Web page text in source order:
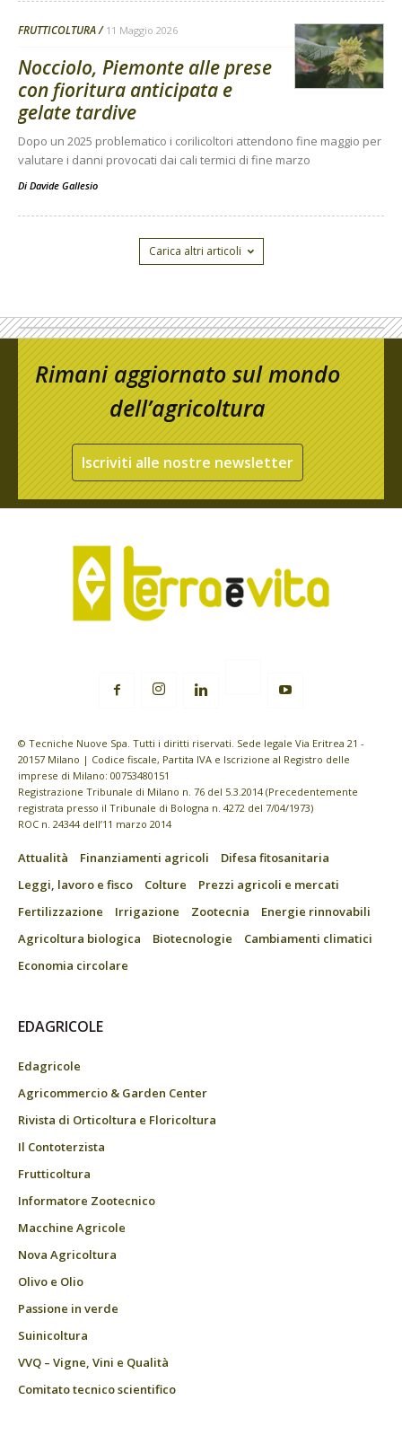
FRUTTICOLTURA 11 Maggio 2026
Nocciolo, Piemonte alle prese
con fioritura anticipata e
gelate tardive
Dopo un 2025 problematico i corilicoltori attendono fine maggio per
valutare i danni provocati dai cali termici di fine marzo
Di Davide Gallesio
Carica altri articoli
Rimani aggiornato sul mondo
dell’agricoltura
Iscriviti alle nostre newsletter
© Tecniche Nuove Spa. Tutti i diritti riservati. Sede legale Via Eritrea 21 -
20157 Milano | Codice fiscale, Partita IVA e Iscrizione al Registro delle
imprese di Milano: 00753480151
Registrazione Tribunale di Milano n. 76 del 5.3.2014 (Precedentemente
registrata presso il Tribunale di Bologna n. 4272 del 7/04/1973)
ROC n. 24344 dell’11 marzo 2014
Attualità Finanziamenti agricoli
Difesa fitosanitaria
Leggi, lavoro e fisco
Colture
Prezzi agricoli e mercati
Fertilizzazione
Irrigazione Zootecnia
Energie rinnovabili
Agricoltura biologica
Biotecnologie
Cambiamenti climatici
Economia circolare
EDAGRICOLE
Edagricole
Agricommercio & Garden Center
Rivista di Orticoltura e Floricoltura
Il Contoterzista
Frutticoltura
Informatore Zootecnico
Macchine Agricole
Nova Agricoltura
Olivo e Olio
Passione in verde
Suinicoltura
VVQ – Vigne, Vini e Qualità
Comitato tecnico scientifico